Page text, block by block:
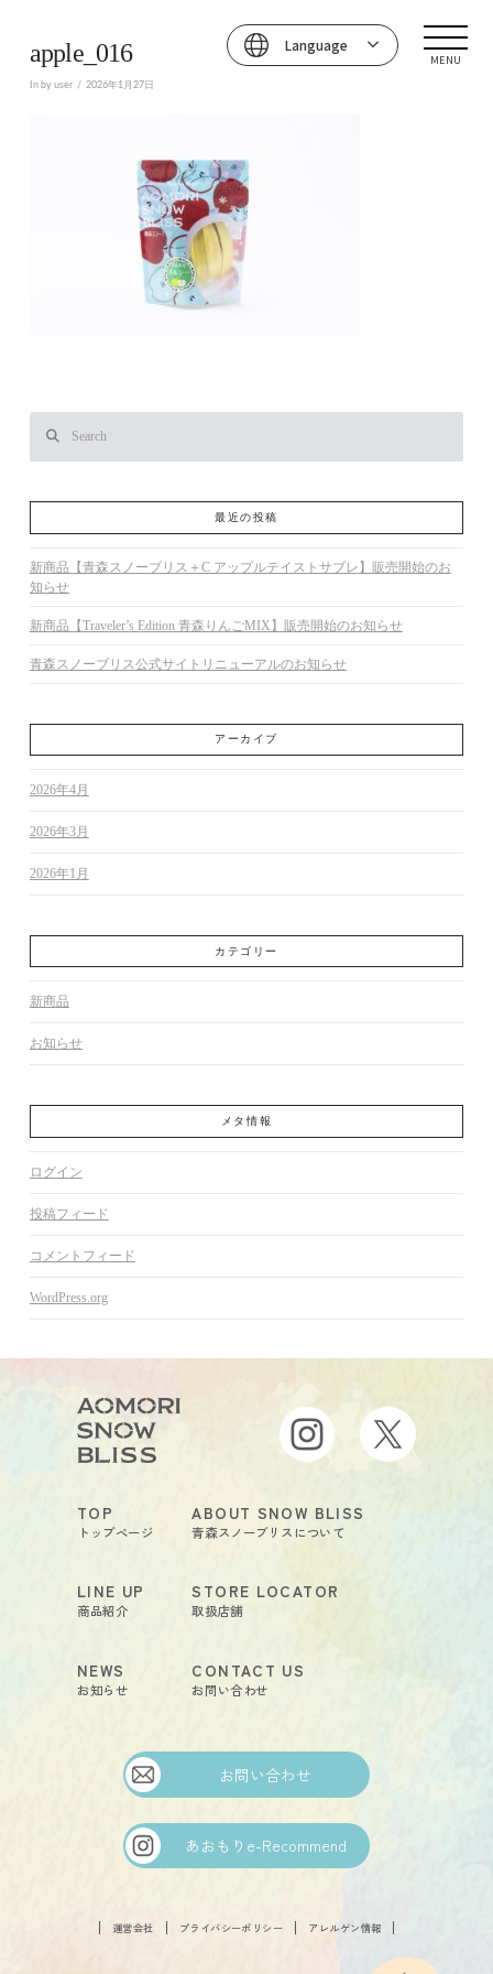
Language
MENU
apple_016
In by user 2026年1月27日
最近の投稿
新商品【青森スノーブリス＋C アップルテイストサブレ】販売開始のお
知らせ
新商品【Traveler’s Edition 青森りんごMIX】販売開始のお知らせ
青森スノーブリス公式サイトリニューアルのお知らせ
アーカイブ
2026年4月
2026年3月
2026年1月
カテゴリー
新商品
お知らせ
メタ情報
ログイン
投稿フィード
コメントフィード
WordPress.org
TOP
トップページ
LINE UP
商品紹介
NEWS
お知らせ
ABOUT SNOW BLISS
青森スノーブリスについて
STORE LOCATOR
取扱店舗
CONTACT US
お問い合わせ
お問い合わせ
あおもりe-Recommend
運営会社 プライバシーポリシー アレルゲン情報